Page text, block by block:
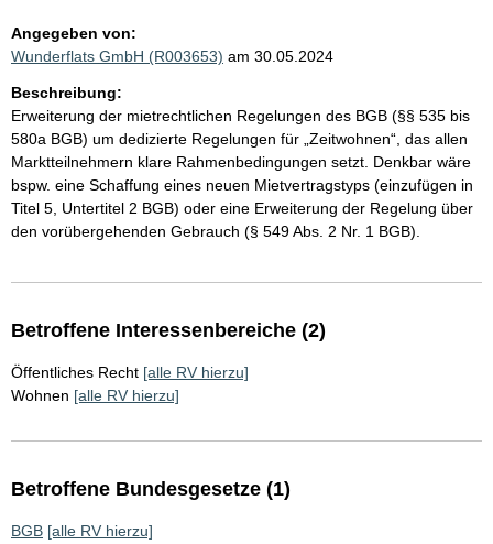
Angegeben von:
Wunderflats GmbH (R003653) am 30.05.2024
Beschreibung:
Erweiterung der mietrechtlichen Regelungen des BGB (§§ 535 bis
580a BGB) um dedizierte Regelungen für „Zeitwohnen“, das allen
Marktteilnehmern klare Rahmenbedingungen setzt. Denkbar wäre
bspw. eine Schaffung eines neuen Mietvertragstyps (einzufügen in
Titel 5, Untertitel 2 BGB) oder eine Erweiterung der Regelung über
den vorübergehenden Gebrauch (§ 549 Abs. 2 Nr. 1 BGB).
Betroffene Interessenbereiche (2)
Öffentliches Recht [alle RV hierzu]
Wohnen [alle RV hierzu]
Betroffene Bundesgesetze (1)
BGB [alle RV hierzu]